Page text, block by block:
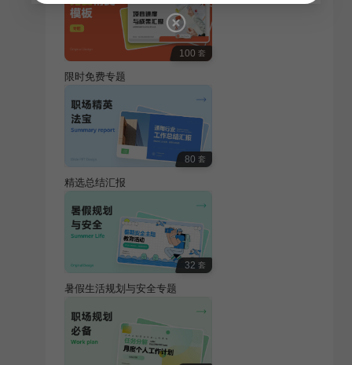
100 套
限时免费专题
80 套
精选总结汇报
32 套
暑假生活规划与安全专题